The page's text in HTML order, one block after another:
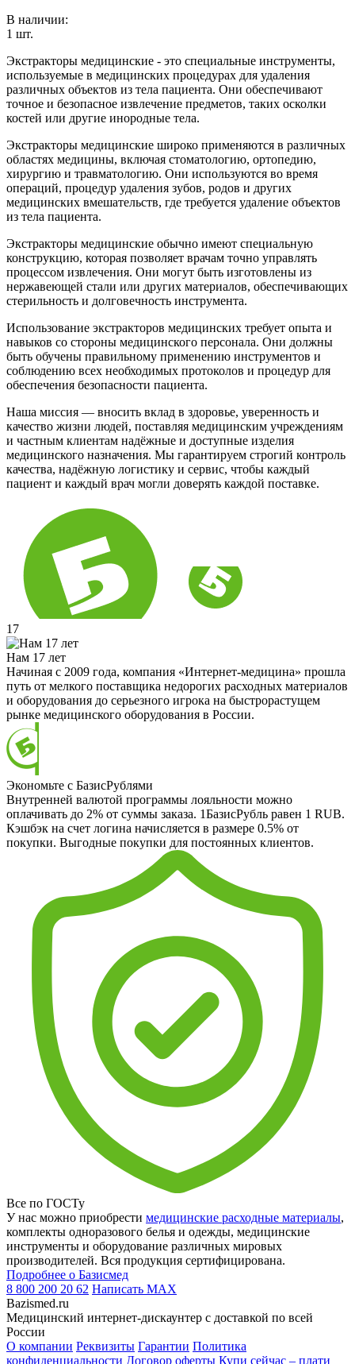
В наличии:
1 шт.
Экстракторы медицинские - это специальные инструменты,
используемые в медицинских процедурах для удаления
различных объектов из тела пациента. Они обеспечивают
точное и безопасное извлечение предметов, таких осколки
костей или другие инородные тела.
Экстракторы медицинские широко применяются в различных
областях медицины, включая стоматологию, ортопедию,
хирургию и травматологию. Они используются во время
операций, процедур удаления зубов, родов и других
медицинских вмешательств, где требуется удаление объектов
из тела пациента.
Экстракторы медицинские обычно имеют специальную
конструкцию, которая позволяет врачам точно управлять
процессом извлечения. Они могут быть изготовлены из
нержавеющей стали или других материалов, обеспечивающих
стерильность и долговечность инструмента.
Использование экстракторов медицинских требует опыта и
навыков со стороны медицинского персонала. Они должны
быть обучены правильному применению инструментов и
соблюдению всех необходимых протоколов и процедур для
обеспечения безопасности пациента.
Наша миссия — вносить вклад в здоровье, уверенность и
качество жизни людей, поставляя медицинским учреждениям
и частным клиентам надёжные и доступные изделия
медицинского назначения. Мы гарантируем строгий контроль
качества, надёжную логистику и сервис, чтобы каждый
пациент и каждый врач могли доверять каждой поставке.
17
Нам 17 лет
Начиная с 2009 года, компания «Интернет-медицина» прошла
путь от мелкого поставщика недорогих расходных материалов
и оборудования до серьезного игрока на быстрорастущем
рынке медицинского оборудования в России.
Экономьте с БазисРублями
Внутренней валютой программы лояльности можно
оплачивать до 2% от суммы заказа. 1БазисРубль равен 1 RUB.
Кэшбэк на счет логина начисляется в размере 0.5% от
покупки. Выгодные покупки для постоянных клиентов.
Все по ГОСТу
У нас можно приобрести медицинские расходные материалы,
комплекты одноразового белья и одежды, медицинские
инструменты и оборудование различных мировых
производителей. Вся продукция сертифицирована.
Подробнее о Базисмед
8 800 200 20 62 Написать MAX
Bazismed.ru
Медицинский интернет-дискаунтер с доставкой по всей
России
О компании Реквизиты Гарантии Политика
конфиденциальности Договор оферты Купи сейчас – плати